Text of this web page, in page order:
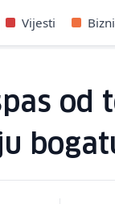
Vijesti
od